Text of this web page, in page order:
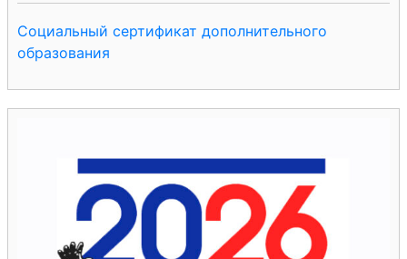
Социальный сертификат дополнительного
образования